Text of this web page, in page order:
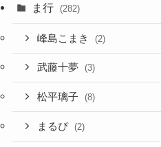
ま行 (282)
峰島こまき (2)
武藤十夢 (3)
松平璃子 (8)
まるぴ (2)